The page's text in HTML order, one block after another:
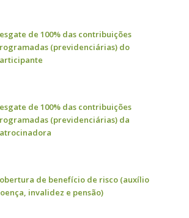
de 100% das contribuições
(previdenciárias) do
de 100% das contribuições
(previdenciárias) da
de benefício de risco (auxílio
invalidez e pensão)